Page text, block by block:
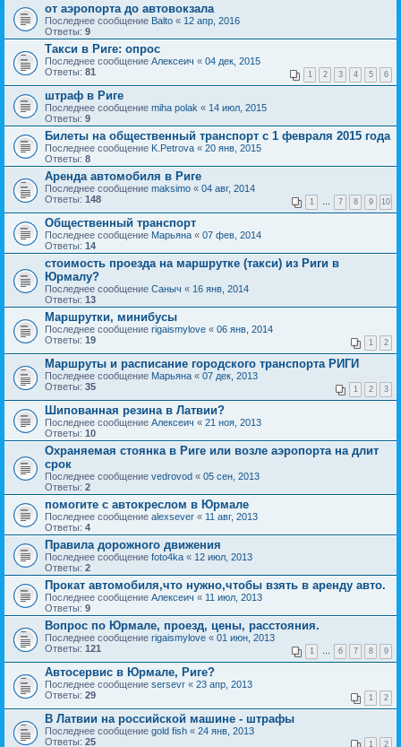
от аэропорта до автовокзала
Последнее сообщение Balto « 12 апр, 2016
Ответы: 9
Такси в Риге: опрос
Последнее сообщение Алексеич « 04 дек, 2015
Ответы: 81 1 2 3 4 5 6
штраф в Риге
Последнее сообщение miha polak « 14 июл, 2015
Ответы: 9
Билеты на общественный транспорт с 1 февраля 2015 года
Последнее сообщение K.Petrova « 20 янв, 2015
Ответы: 8
Аренда автомобиля в Риге
Последнее сообщение maksimo « 04 авг, 2014
Ответы: 148 1 7 8 9 10
Общественный транспорт
Последнее сообщение Марьяна « 07 фев, 2014
Ответы: 14
стоимость проезда на маршрутке (такси) из Риги в
Юрмалу?
Последнее сообщение Саныч « 16 янв, 2014
Ответы: 13
Маршрутки, минибусы
Последнее сообщение rigaismylove « 06 янв, 2014
Ответы: 19 1 2
Маршруты и расписание городского транспорта РИГИ
Последнее сообщение Марьяна « 07 дек, 2013
Ответы: 35 1 2 3
Шипованная резина в Латвии?
Последнее сообщение Алексеич « 21 ноя, 2013
Ответы: 10
Охраняемая стоянка в Риге или возле аэропорта на длит
срок
Последнее сообщение vedrovod « 05 сен, 2013
Ответы: 2
помогите с автокреслом в Юрмале
Последнее сообщение alexsever « 11 авг, 2013
Ответы: 4
Правила дорожного движения
Последнее сообщение foto4ka « 12 июл, 2013
Ответы: 2
Прокат автомобиля,что нужно,чтобы взять в аренду авто.
Последнее сообщение Алексеич « 11 июл, 2013
Ответы: 9
Вопрос по Юрмале, проезд, цены, расстояния.
Последнее сообщение rigaismylove « 01 июн, 2013
Ответы: 121 1 6 7 8 9
Автосервис в Юрмале, Риге?
Последнее сообщение sersevr « 23 апр, 2013
Ответы: 29 1 2
В Латвии на российской машине - штрафы
Последнее сообщение gold fish « 24 янв, 2013
Ответы: 25 1 2